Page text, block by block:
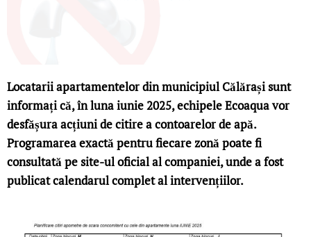
Locatarii apartamentelor din municipiul Călărași sunt
informați că, în luna iunie 2025, echipele Ecoaqua vor
desfășura acțiuni de citire a contoarelor de apă.
Programarea exactă pentru fiecare zonă poate fi
consultată pe site-ul oficial al companiei, unde a fost
publicat calendarul complet al intervențiilor.